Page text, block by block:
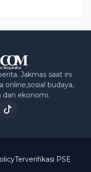
Jakmas saat ini
online,sosial budaya,
dan ekonomi.
Terverifikasi PSE